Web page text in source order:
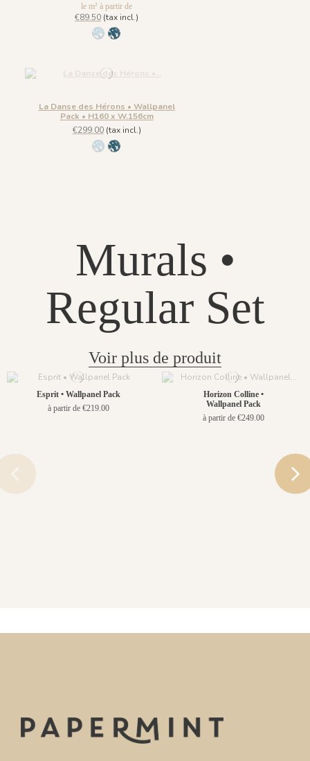
le m² à partir de
€89.50 (tax incl.)
1304 - Bleu Dragée
1305-Bleu de Prusse
La Danse des Hérons • Wallpanel
Pack • H160 x W.156cm
€299.00(tax incl.)
1304 - Bleu Dragée
1305-Bleu de Prusse
Murals •
Regular Set
Voir plus de produit
Esprit • Wallpanel Pack
à partir de €219.00
Horizon Colline •
Wallpanel Pack
à partir de €249.00